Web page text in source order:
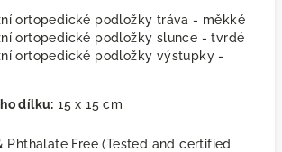
ortopedické podložky tráva - měkké
ortopedické podložky slunce - tvrdé
ortopedické podložky výstupky -
dílku: 15 x 15 cm
Phthalate Free (Tested and certified